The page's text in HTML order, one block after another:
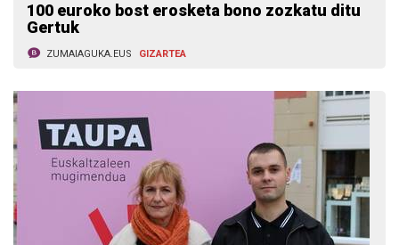
100 euroko bost erosketa bono zozkatu ditu
Gertuk
ZUMAIAGUKA.EUS GIZARTEA